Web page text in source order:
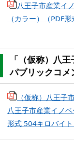
八王子市産業イ
（カラー）（PDF
「（仮称）八
パブリックコメ
（仮称）八王子
八王子市産業イノ
形式 504キロバイト